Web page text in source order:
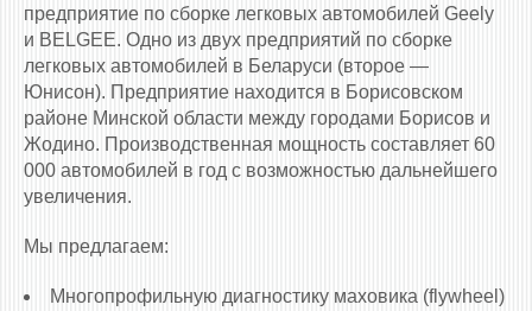
предприятие по сборке легковых автомобилей Geely
и BELGEE. Одно из двух предприятий по сборке
легковых автомобилей в Беларуси (второе —
Юнисон). Предприятие находится в Борисовском
районе Минской области между городами Борисов и
Жодино. Производственная мощность составляет 60
000 автомобилей в год с возможностью дальнейшего
увеличения.
Мы предлагаем:
Многопрофильную диагностику маховика (flywheel)